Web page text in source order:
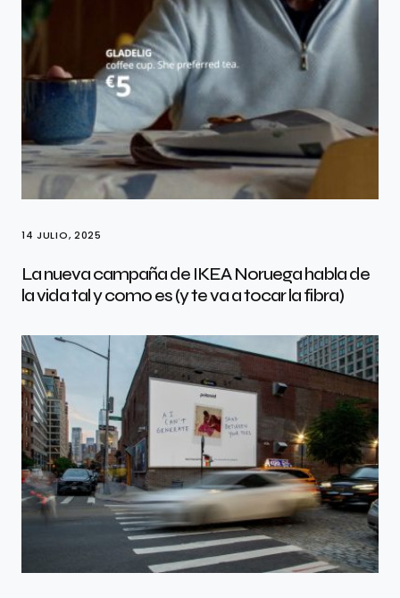
14 JULIO, 2025
La nueva campaña de IKEA Noruega habla de
la vida tal y como es (y te va a tocar la fibra)